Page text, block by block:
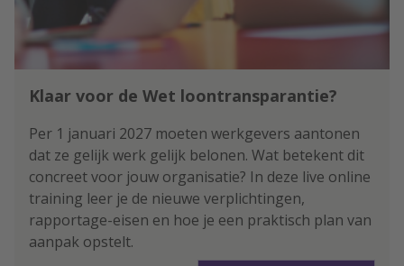
Klaar voor de Wet loontransparantie?
Per 1 januari 2027 moeten werkgevers aantonen
dat ze gelijk werk gelijk belonen. Wat betekent dit
concreet voor jouw organisatie? In deze live online
training leer je de nieuwe verplichtingen,
rapportage-eisen en hoe je een praktisch plan van
aanpak opstelt.